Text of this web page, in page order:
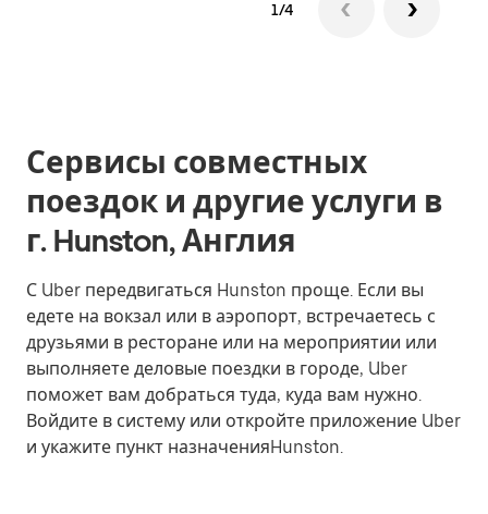
1/4
Сервисы совместных
поездок и другие услуги в
г. Hunston, Англия
С Uber передвигаться Hunston проще. Если вы
едете на вокзал или в аэропорт, встречаетесь с
друзьями в ресторане или на мероприятии или
выполняете деловые поездки в городе, Uber
поможет вам добраться туда, куда вам нужно.
Войдите в систему или откройте приложение Uber
и укажите пункт назначенияHunston.